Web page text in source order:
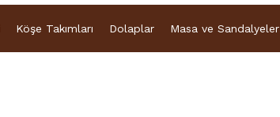
Köşe Takımları Dolaplar Masa ve Sandalyeler